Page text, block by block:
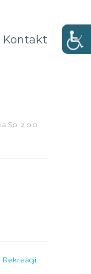
Kontakt
Sp. z o.o.